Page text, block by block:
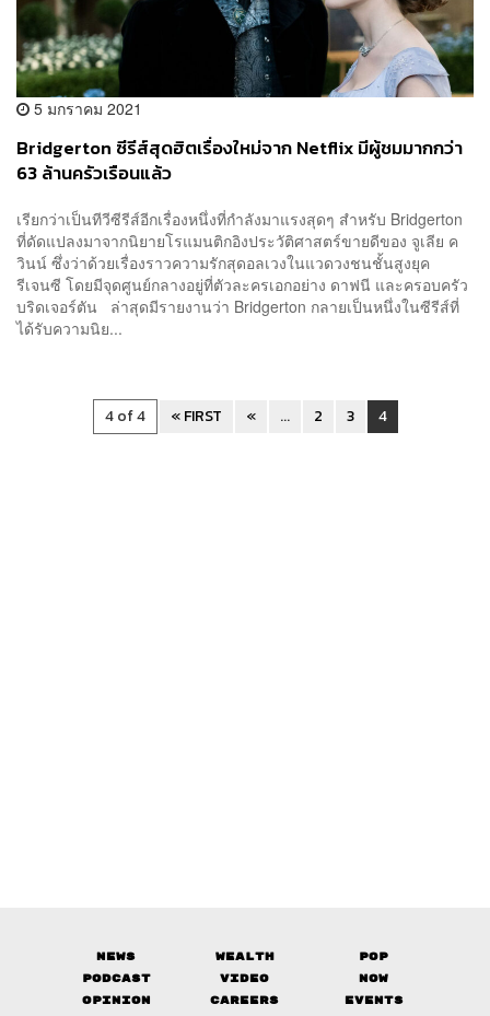
5 มกราคม 2021
Bridgerton ซีรีส์สุดฮิตเรื่องใหม่จาก Netflix มีผู้ชมมากกว่า
63 ล้านครัวเรือนแล้ว
เรียกว่าเป็นทีวีซีรีส์อีกเรื่องหนึ่งที่กำลังมาแรงสุดๆ สำหรับ Bridgerton
ที่ดัดแปลงมาจากนิยายโรแมนติกอิงประวัติศาสตร์ขายดีของ จูเลีย ค
วินน์ ซึ่งว่าด้วยเรื่องราวความรักสุดอลเวงในแวดวงชนชั้นสูงยุค
รีเจนซี โดยมีจุดศูนย์กลางอยู่ที่ตัวละครเอกอย่าง ดาฟนี และครอบครัว
บริดเจอร์ตัน ล่าสุดมีรายงานว่า Bridgerton กลายเป็นหนึ่งในซีรีส์ที่
ได้รับความนิย...
4 of 4 « FIRST « ... 2 3 4
News Wealth
Pop
Podcast
Video
Now
Opinion
Careers Events